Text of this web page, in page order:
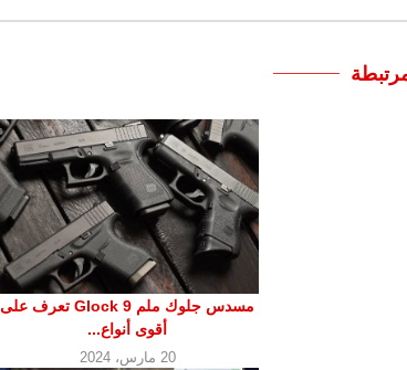
مسدس جلوك ملم 9 Glock تعرف على
أقوى أنواع...
20 مارس، 2024